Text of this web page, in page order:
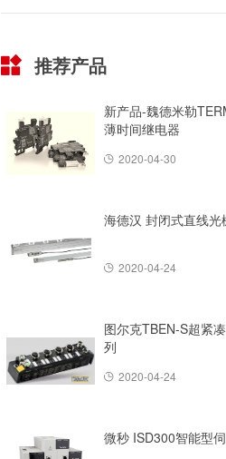
推荐产品
新产品-魏德米勒
薄时间继电器
2020-04-30
海德汉 封闭式直线光
2020-04-24
图尔克TBEN-S超紧
列
2020-04-24
微秒 ISD300智能型